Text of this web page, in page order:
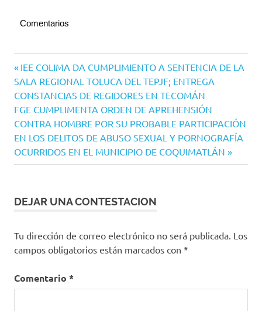
Comentarios
Navegación
de
entradas
Entrada
anterior:
IEE COLIMA DA CUMPLIMIENTO A SENTENCIA DE LA
SALA REGIONAL TOLUCA DEL TEPJF; ENTREGA
CONSTANCIAS DE REGIDORES EN TECOMÁN
Siguiente
entrada:
FGE CUMPLIMENTA ORDEN DE APREHENSIÓN
CONTRA HOMBRE POR SU PROBABLE PARTICIPACIÓN
EN LOS DELITOS DE ABUSO SEXUAL Y PORNOGRAFÍA
OCURRIDOS EN EL MUNICIPIO DE COQUIMATLÁN
DEJAR UNA CONTESTACION
Tu dirección de correo electrónico no será publicada. Los
campos obligatorios están marcados con *
Comentario *